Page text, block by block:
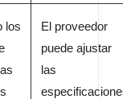
los
El proveedor
puede ajustar
las
especificaciones